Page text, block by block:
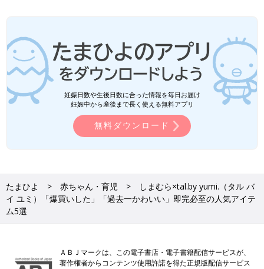
妊娠日数や生後日数に合った情報を毎日お届け
妊娠中から産後まで長く使える無料アプリ
無料ダウンロード
たまひよ 赤ちゃん・育児
しまむら×tal.by yumi.（タル バ
イ ユミ）「爆買いした」「過去一かわいい」即完必至の人気アイテ
ム5選
ＡＢＪマークは、この電子書店・電子書籍配信サービスが、
著作権者からコンテンツ使用許諾を得た正規版配信サービス